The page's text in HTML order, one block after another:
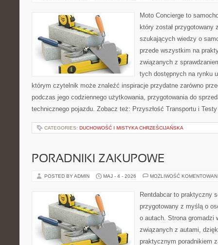
Moto Concierge to
który został przygotowany
szukających wiedzy o
przede wszystkim na
związanych z
tych dostępnych na rynku
którym czytelnik może znaleźć inspiracje przydatne zarówno
podczas jego codziennego użytkowania, przygotowania do
technicznego pojazdu. Zobacz też: Przyszłość Transportu i
CATEGORIES: DUCHOWOŚĆ I MISTYKA CHRZEŚCIJAŃSKA
PORADNIKI ZAKUPOWE
POSTED BY ADMIN MAJ - 4 - 2026 MOŻLIWOŚĆ
Rentdabcar to praktyczny
przygotowany z myślą o
o autach. Strona gromadzi
związanych z autami,
praktycznym poradnikiem